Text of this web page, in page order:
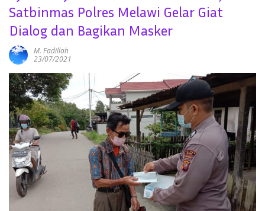
Satbinmas Polres Melawi Gelar Giat
Dialog dan Bagikan Masker
M. Fadillah
23/07/2021